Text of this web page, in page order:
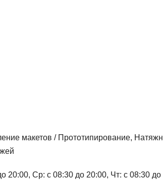
макетов / Прототипирование,
20:00, Ср: с 08:30 до 20:00, Чт: с 08:30